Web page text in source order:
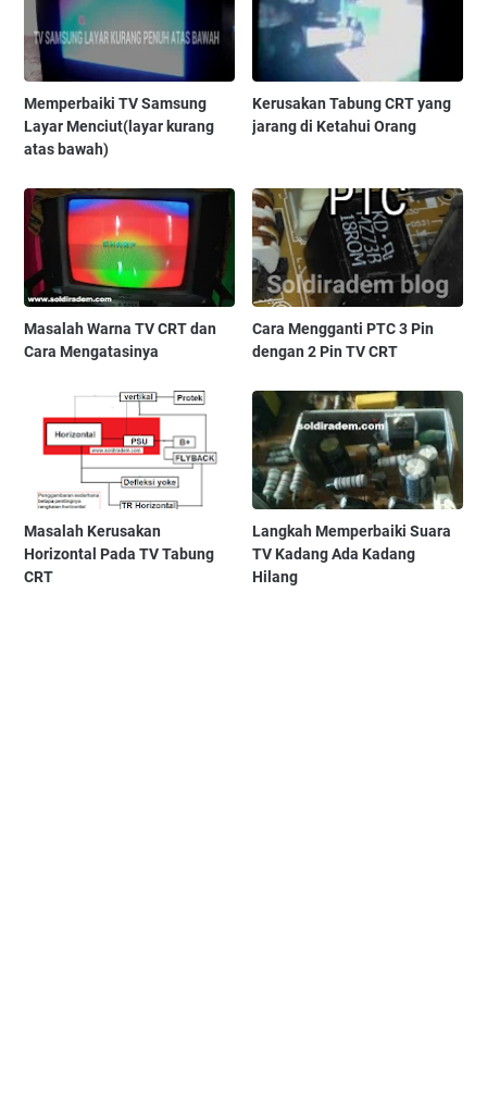
Memperbaiki TV Samsung
Layar Menciut(layar kurang
atas bawah)
Kerusakan Tabung CRT yang
jarang di Ketahui Orang
Masalah Warna TV CRT dan
Cara Mengatasinya
Cara Mengganti PTC 3 Pin
dengan 2 Pin TV CRT
Masalah Kerusakan
Horizontal Pada TV Tabung
CRT
Langkah Memperbaiki Suara
TV Kadang Ada Kadang
Hilang